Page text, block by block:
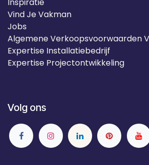
Inspiratie
Vind Je Vakman
Jobs
Algemene Verkoopsvoorwaarden
Expertise Installatiebedrijf
Expertise Projectontwikkeling
Volg ons